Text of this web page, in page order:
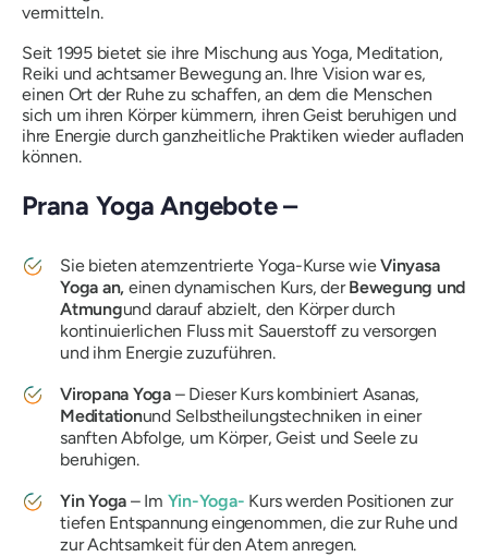
vermitteln.
Seit 1995 bietet sie ihre Mischung aus Yoga, Meditation,
Reiki und achtsamer Bewegung an. Ihre Vision war es,
einen Ort der Ruhe zu schaffen, an dem die Menschen
sich um ihren Körper kümmern, ihren Geist beruhigen und
ihre Energie durch ganzheitliche Praktiken wieder aufladen
können.
Prana Yoga Angebote –
Sie bieten atemzentrierte Yoga-Kurse wieVinyasa
Yoga an, einen dynamischen Kurs, derBewegung und
Atmungund darauf abzielt, den Körper durch
kontinuierlichen Fluss mit Sauerstoff zu versorgen
und ihm Energie zuzuführen.
Viropana Yoga– Dieser Kurs kombiniert Asanas,
Meditationund Selbstheilungstechniken in einer
sanften Abfolge, um Körper, Geist und Seele zu
beruhigen.
Yin Yoga – Im Yin-Yoga- Kurs werden Positionen zur
tiefen Entspannung eingenommen, die zur Ruhe und
zur Achtsamkeit für den Atem anregen.